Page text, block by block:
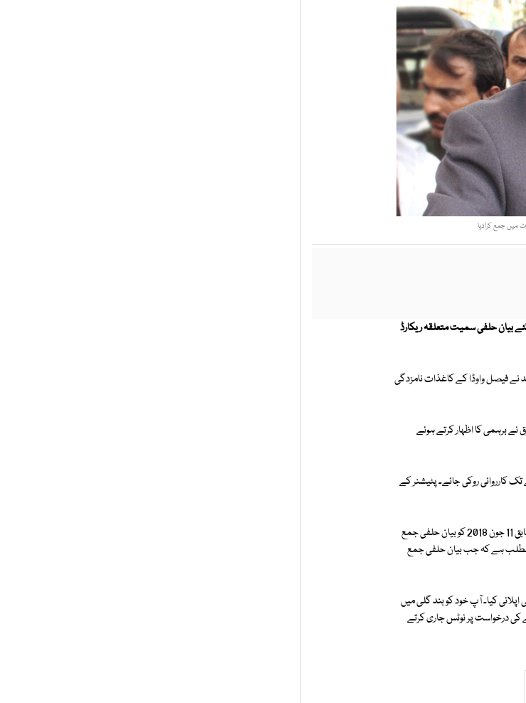
میں جمع کرادیا
بیان حلفی سمیت متعلقہ ریکارڈ
نے فیصل واوڈا کے کاغذات نامزدگی
نے برہمی کا اظہار کرتے ہوئے
سماعت ہیں، ان پر فیصلے تک کارروائی روکی جائے۔ پٹیشنر کے
عدالت نے کہا آپ الیکشن کمیشن میں بھی نہیں پیش ہورہے، الیکشن کمیشن کا ریکارڈ آ گیا ہے جس کے مطابق 11 جون 2018 کو بیان حلفی جمع
کی درخواست 25 جون2018 کو منظور ہوئی۔ اس کا مطلب ہے کہ جب بیان حلفی جمع
کیا۔ آپ خود کو بند گلی میں
کی درخواست پر نوٹس جاری کرتے